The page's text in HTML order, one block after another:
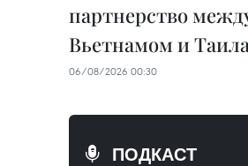
партнерство
Вьетнамом и
06/08/2026 00:30
ПОДКАСТ